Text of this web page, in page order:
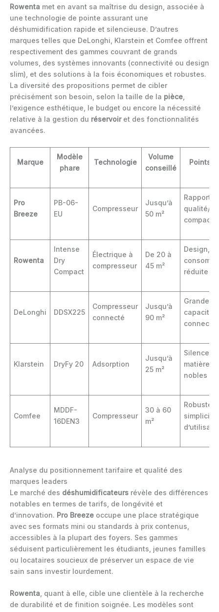
Rowenta met en avant sa maîtrise du design, associée à
une technologie de pointe assurant une
déshumidification rapide et silencieuse. D’autres
marques telles que DeLonghi, Klarstein et Comfee offrent
respectivement des gammes couvrant de grands
volumes, des systèmes innovants (connectivité ou design
slim), et des solutions à la fois économiques et robustes.
La diversité des propositions permet de cibler
précisément son besoin, selon la taille de la pièce
l’exigence esthétique, le budget ou encore la nécessité
relative à la gestion du réservoiret des fonctionnalités
avancées.
Marque
Modèle
phare
Technologie
Volume
conseillé
Points
Pro
Breeze
PB-06-
EU
Compresseur
Jusqu’à
50 m²
Rapport
qualité/
compacité
Rowenta
Intense
Dry
Compact
Électrique à
compresseur
De 20 à
45 m²
Design,
réduite
DeLonghi DDSX225
Compresseur
connecté
Jusqu’à
90 m²
Grande
capacité,
Klarstein DryFy 20 Adsorption
Jusqu’à
25 m²
Silence,
matières
nobles
Comfee
MDDF-
16DEN3
Compresseur
30 à 60
m²
simplicité
Analyse du positionnement tarifaire et qualité des
marques leaders
Le marché des déshumidificateurs révèle des différences
notables en termes de tarifs, de longévité et
d’innovation. Pro Breeze occupe une place stratégique
avec ses formats mini ou standards à prix contenus,
accessibles à la plupart des foyers. Ses gammes
séduisent particulièrement les étudiants, jeunes familles
ou locataires soucieux de préserver un espace de vie
sain sans investir lourdement.
Rowenta , quant à elle, cible une clientèle à la recherche
de durabilité et de finition soignée. Les modèles sont